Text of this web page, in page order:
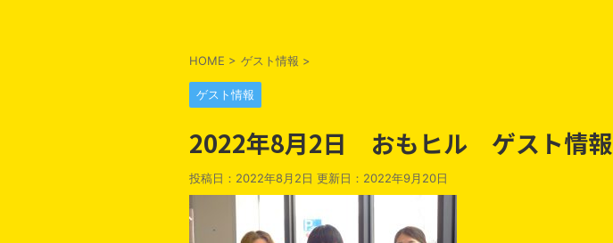
HOME > ゲスト情報 >
ゲスト情報
2022年8月2日 おもヒル ゲスト情報
投稿日：2022年8月2日 更新日： 2022年9月20日